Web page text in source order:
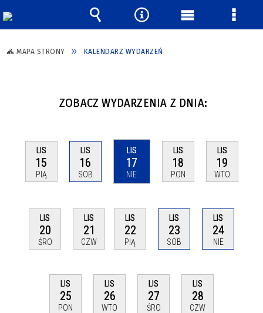
MAPA STRONY KALENDARZ WYDARZEŃ
ZOBACZ WYDARZENIA Z DNIA:
LIS
15
PIĄ
LIS
16
SOB
LIS
17
NIE
LIS
18
PON
LIS
19
WTO
LIS
20
ŚRO
LIS
21
CZW
LIS
22
PIĄ
LIS
23
SOB
LIS
24
NIE
LIS
25
PON
LIS
26
WTO
LIS
27
ŚRO
LIS
28
CZW
Wyszukiwarka
NarzędziaMenu
Menu